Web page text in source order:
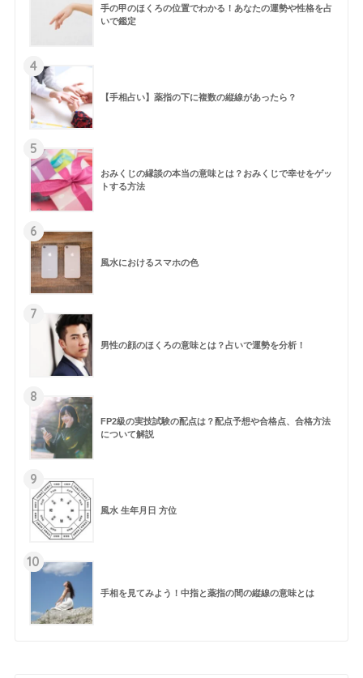
手の甲のほくろの位置でわかる！あなたの運勢や性格を占
いで鑑定
4
【手相占い】薬指の下に複数の縦線があったら？
5
おみくじの縁談の本当の意味とは？おみくじで幸せをゲッ
トする方法
6
風水におけるスマホの色
7
男性の顔のほくろの意味とは？占いで運勢を分析！
8
FP2級の実技試験の配点は？配点予想や合格点、合格方法
について解説
9
風水 生年月日 方位
10
手相を見てみよう！中指と薬指の間の縦線の意味とは